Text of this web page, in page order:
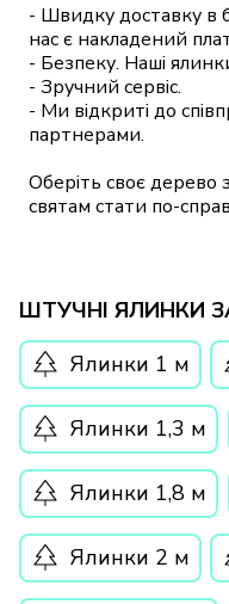
- Швидку доставку в
нас є накладений
- Безпеку. Наші
- Зручний сервіс.
- Ми відкриті до
партнерами.
Оберіть своє дерево
святам стати по-
Ялинки 2 м
Ялинки 1,8 м
Ялинки 1,3 м
Ялинки 1 м
ШТУЧНІ ЯЛИНКИ